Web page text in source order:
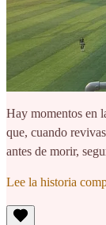
Hay momentos en
que, cuando
antes de morir,
Lee la historia